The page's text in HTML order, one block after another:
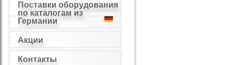
Поставки оборудования
по каталогам из
Германии
Акции
Контакты